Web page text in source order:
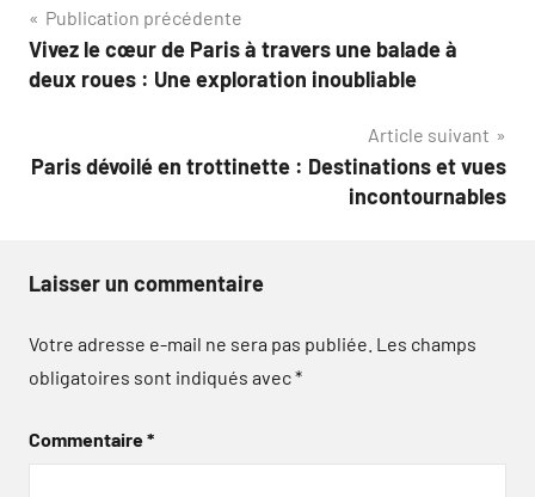
Navigation
de
Publication précédente
Vivez le cœur de Paris à travers une balade à
deux roues : Une exploration inoubliable
Article suivant
Paris dévoilé en trottinette : Destinations et vues
incontournables
Laisser un commentaire
Votre adresse e-mail ne sera pas publiée. Les champs
obligatoires sont indiqués avec*
Commentaire*